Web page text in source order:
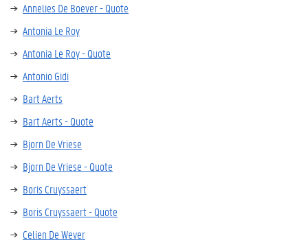
Annelies De Boever - Quote
Antonia Le Roy
Antonia Le Roy - Quote
Antonio Gidi
Bart Aerts
Bart Aerts - Quote
Bjorn De Vriese
Bjorn De Vriese - Quote
Boris Cruyssaert
Boris Cruyssaert - Quote
Celien De Wever